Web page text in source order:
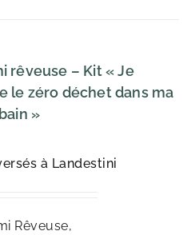
rêveuse – Kit « Je
le zéro déchet dans ma
»
à Landestini
Rêveuse,